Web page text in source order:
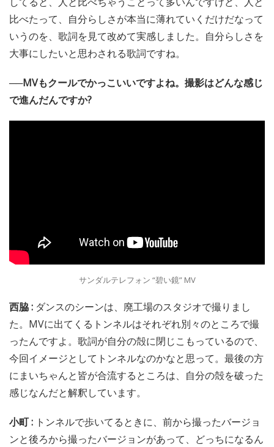
比べたって、自分らしさが本当に薄れていくだけだなって
いうのを、歌詞を見て改めて実感しました。自分らしさを
大事にしたいと思わされる歌詞ですね。
──MVもクールでかっこいいですよね。撮影はどんな感じ
で進んだんですか?
サンダルテレフォン “碧い鏡” MV
西脇 : ダンスのシーンは、廃工場のスタジオで撮りまし
た。MVに出てくるトンネルはそれぞれ別々のところで撮
ったんですよ。歌詞が自分の殻に閉じこもっているので、
今回イメージとしてトンネルなのかなと思って。最後の方
にまいちゃんと皆が合流するところは、自分の殻を破った
感じなんだと解釈しています。
小町 : トンネルで歩いてるときに、前から撮ったバージョ
ンと後ろから撮ったバージョンがあって、どっちになるん